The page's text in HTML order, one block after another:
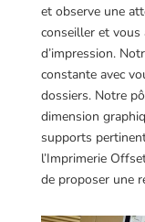
et observe une
conseiller et vous
d’impression.
constante avec
dossiers. Notre
dimension
supports
l’Imprimerie
de proposer une